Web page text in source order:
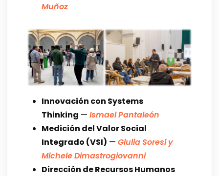
Muñoz
Innovación con Systems
Thinking — Ismael Pantaleón
Medición del Valor Social
Integrado (VSI) — Giulia Soresi y
Michele Dimastrogiovanni
Dirección de Recursos Humanos